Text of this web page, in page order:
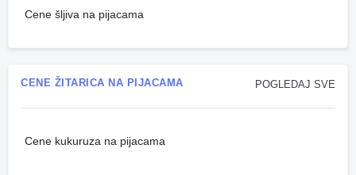
Cene šljiva na pijacama
POGLEDAJ SVE
CENE ŽITARICA NA PIJACAMA
Cene kukuruza na pijacama